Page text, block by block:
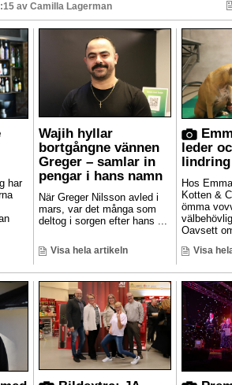
av Camilla Lagerman
har
Wajih hyllar
bortgångne vännen
Greger – samlar in
pengar i hans namn
När Greger Nilsson avled i
mars, var det många som
deltog i sorgen efter hans ...
Visa hela artikeln
leder
lindring
Hos
Kotten &
ömma
Oavsett
Visa